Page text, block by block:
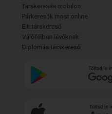
Társkeresés mobilon
Párkeresők most online
Elit társkereső
Válófélben lévőknek
Diplomás társkereső